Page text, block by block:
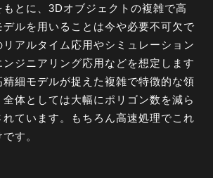
もとに、3Dオブジェクトの複雑で高
ルを用いることは今や必要不可欠で
アルタイム応用やシミュレーション
ンジニアリング応用などを想定します
精細モデルが捉えた複雑で特徴的な領
体としては大幅にポリゴン数を減ら
ています。もちろん高速処理でこれ
す。